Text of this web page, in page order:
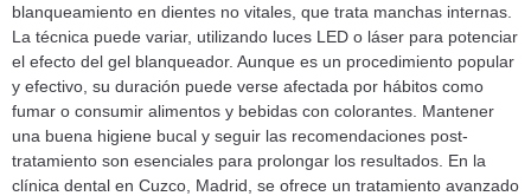
blanqueamiento en dientes no vitales, que trata manchas internas.
La técnica puede variar, utilizando luces LED o láser para potenciar
el efecto del gel blanqueador. Aunque es un procedimiento popular
y efectivo, su duración puede verse afectada por hábitos como
fumar o consumir alimentos y bebidas con colorantes. Mantener
una buena higiene bucal y seguir las recomendaciones post-
tratamiento son esenciales para prolongar los resultados. En la
clínica dental en Cuzco, Madrid, se ofrece un tratamiento avanzado